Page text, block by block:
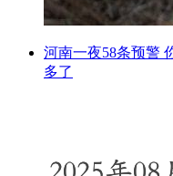
河南一夜58条预警
多了